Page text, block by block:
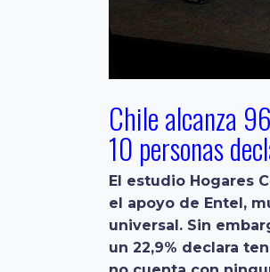
Chile alcanza
10 personas
El estudio Hogares
el apoyo de Entel,
universal. Sin
un 22,9% declara